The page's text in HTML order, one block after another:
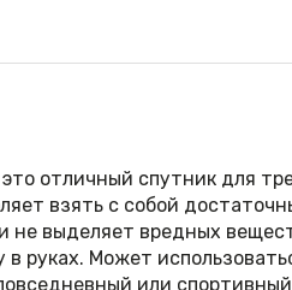
отличный спутник для
взять с собой
не выделяет вредных
руках. Может
или спортивный